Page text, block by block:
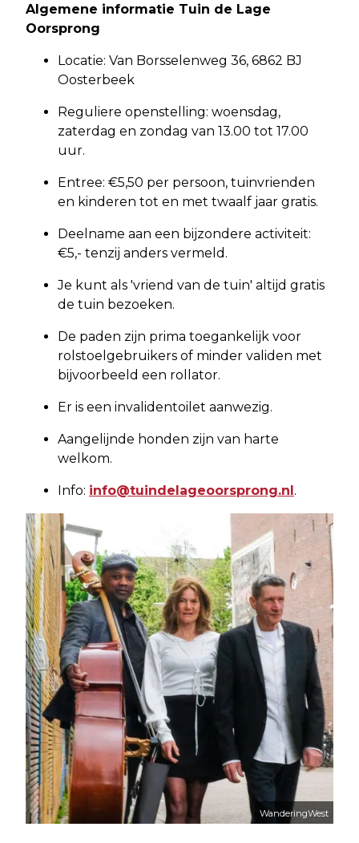
Algemene informatie Tuin de Lage
Oorsprong
Locatie: Van Borsselenweg 36, 6862 BJ
Oosterbeek
Reguliere openstelling: woensdag,
zaterdag en zondag van 13.00 tot 17.00
uur.
Entree: €5,50 per persoon, tuinvrienden
en kinderen tot en met twaalf jaar gratis.
Deelname aan een bijzondere activiteit:
€5,- tenzij anders vermeld.
Je kunt als 'vriend van de tuin' altijd gratis
de tuin bezoeken.
De paden zijn prima toegankelijk voor
rolstoelgebruikers of minder validen met
bijvoorbeeld een rollator.
Er is een invalidentoilet aanwezig.
Aangelijnde honden zijn van harte
welkom.
Info: info@tuindelageoorsprong.nl.
WanderingWest